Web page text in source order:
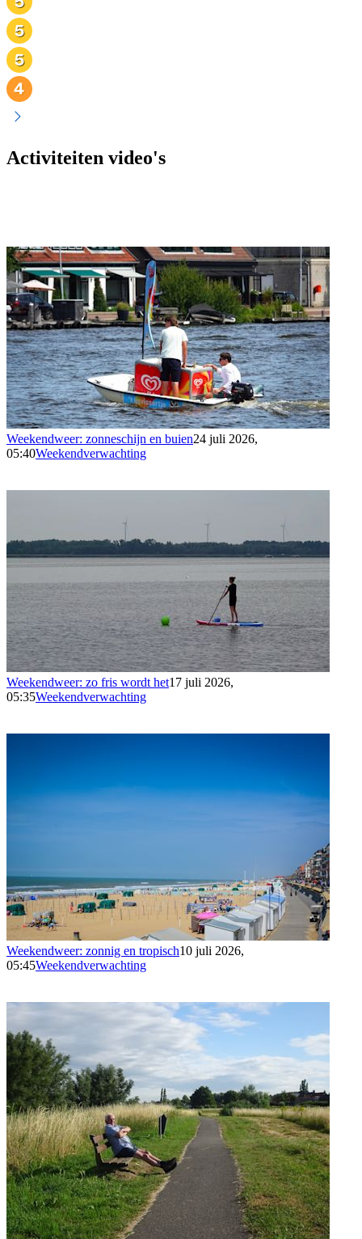
Activiteiten video's
Weekendweer: zonneschijn en buien24 juli 2026,
05:40Weekendverwachting
Weekendweer: zo fris wordt het17 juli 2026,
05:35Weekendverwachting
Weekendweer: zonnig en tropisch10 juli 2026,
05:45Weekendverwachting